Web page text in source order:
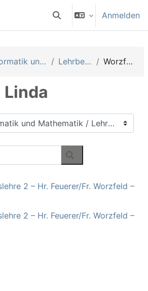
Sucheingabe umschalten
Anmelden
Informatik und Mathematik Lehrbeauftragte Worzfeld, Linda
Kurse suchen
2 – Hr. Feuerer/Fr. Worzfeld –
2 – Hr. Feuerer/Fr. Worzfeld –